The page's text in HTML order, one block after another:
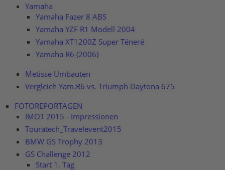
Yamaha
Yamaha Fazer 8 ABS
Yamaha YZF R1 Modell 2004
Yamaha XT1200Z Super Téneré
Yamaha R6 (2006)
Metisse Umbauten
Vergleich Yam.R6 vs. Triumph Daytona 675
FOTOREPORTAGEN
IMOT 2015 - Impressionen
Touratech_Travelevent2015
BMW GS Trophy 2013
GS Challenge 2012
Start 1. Tag